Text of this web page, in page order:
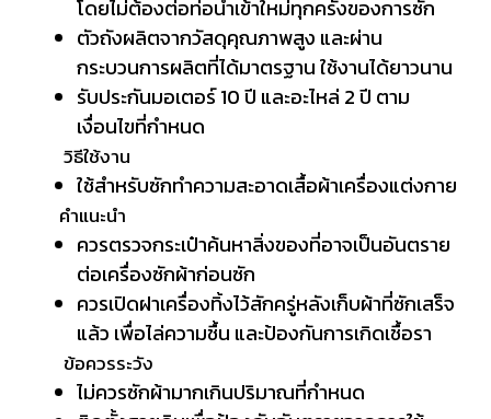
โดยไม่ต้องต่อท่อน้ำเข้าใหม่ทุกครั้งของการซัก
ตัวถังผลิตจากวัสดุคุณภาพสูง และผ่าน
กระบวนการผลิตที่ได้มาตรฐาน ใช้งานได้ยาวนาน
รับประกันมอเตอร์ 10 ปี และอะไหล่ 2 ปี ตาม
เงื่อนไขที่กำหนด
วิธีใช้งาน
ใช้สำหรับซักทำความสะอาดเสื้อผ้าเครื่องแต่งกาย
คำแนะนำ
ควรตรวจกระเป๋าค้นหาสิ่งของที่อาจเป็นอันตราย
ต่อเครื่องซักผ้าก่อนซัก
ควรเปิดฝาเครื่องทิ้งไว้สักครู่หลังเก็บผ้าที่ซักเสร็จ
แล้ว เพื่อไล่ความชื้น และป้องกันการเกิดเชื้อรา
ข้อควรระวัง
ไม่ควรซักผ้ามากเกินปริมาณที่กำหนด